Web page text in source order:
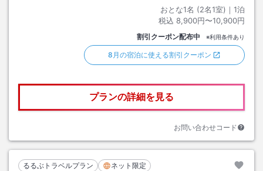
おとな1名 (2名1室)｜ 1泊
税込 8,900円〜10,900円
割引クーポン配布中 ※利用条件あり
8月の宿泊に使える割引クーポン
プランの詳細を見る
お問い合わせコード
るるぶトラベルプラン ネット限定